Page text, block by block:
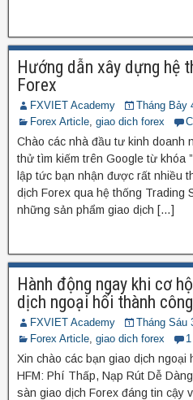
Hướng dẫn xây dựng hệ
Forex
FXVIET Academy
Tháng Bảy
Forex Article giao dich forex
Chào các nhà đầu tư kinh doanh
thử tìm kiếm trên Google từ khóa
lập tức bạn nhận được rất nhiều
dịch Forex qua hệ thống Trading
những sản phẩm giao dịch […]
Hành động ngay khi cơ
dịch ngoại hối thành công
FXVIET Academy
Tháng Sáu
Forex Article giao dich forex
Xin chào các bạn giao dịch ngoại
HFM: Phí Thấp, Nạp Rút Dễ
sàn giao dịch Forex đáng tin cậy